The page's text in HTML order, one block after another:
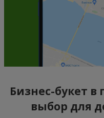
Бизнес-букет
выбор для